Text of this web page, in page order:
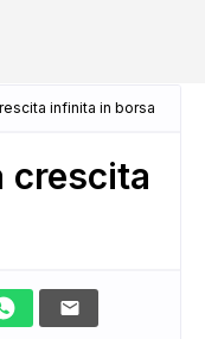
infinita in borsa
crescita